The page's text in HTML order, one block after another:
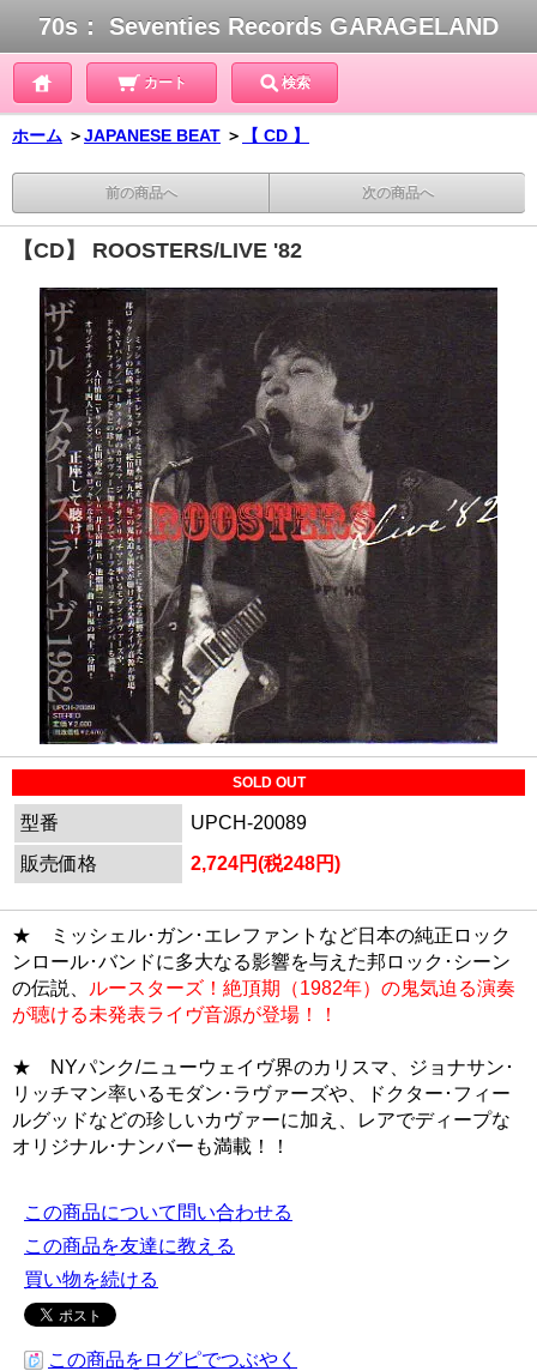
70s： Seventies Records GARAGELAND
カート 検索
ホーム ＞JAPANESE BEAT ＞ 【 CD 】
前の商品へ 次の商品へ
【CD】 ROOSTERS/LIVE '82
SOLD OUT
型番
UPCH-20089
販売価格
2,724円(税248円)
★ ミッシェル･ガン･エレファントなど日本の純正ロック
ンロール･バンドに多大なる影響を与えた邦ロック･シーン
の伝説、
ルースターズ！絶頂期（1982年）の鬼気迫る演奏
が聴ける未発表ライヴ音源が登場！！
★
NYパンク/ニューウェイヴ界のカリスマ、ジョナサン･
リッチマン率いるモダン･ラヴァーズや、ドクター･フィー
ルグッドなどの珍しいカヴァーに加え、レアでディープな
オリジナル･ナンバーも満載！！
この商品について問い合わせる
この商品を友達に教える
買い物を続ける
この商品をログピでつぶやく